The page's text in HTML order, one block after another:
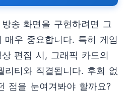
송 화면을 구현하려면 그
매우 중요합니다. 특히 게임
편집 시, 그래픽 카드의
리티와 직결됩니다. 후회 없
점을 눈여겨봐야 할까요?